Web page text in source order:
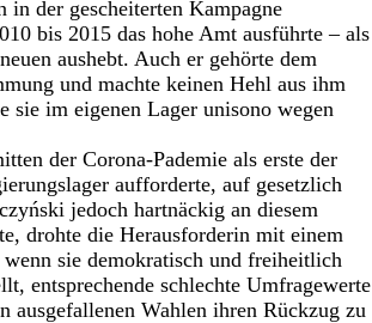
der gescheiterten Kampagne
bis 2015 das hohe Amt ausführte – als
aushebt. Auch er gehörte dem
und machte keinen Hehl aus ihm
im eigenen Lager unisono wegen
der Corona-Pademie als erste der
aufforderte, auf gesetzlich
jedoch hartnäckig an diesem
drohte die Herausforderin mit einem
sie demokratisch und freiheitlich
entsprechende schlechte Umfragewerte
ausgefallenen Wahlen ihren Rückzug zu